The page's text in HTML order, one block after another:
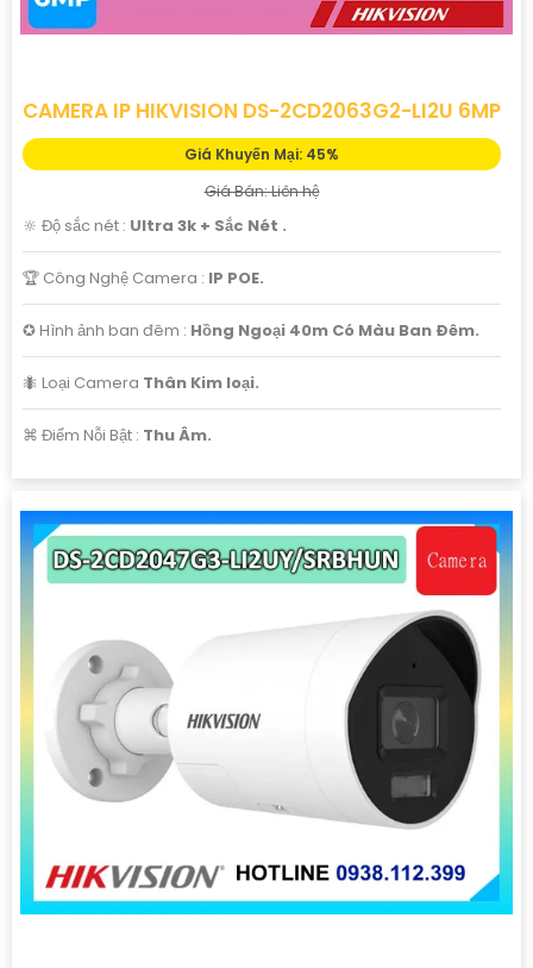
CAMERA IP HIKVISION DS-2CD2063G2-LI2U 6MP
Giá Khuyến Mại: 45%
Giá Bán: Liên hệ
🔆 Độ sắc nét : Ultra 3k + Sắc Nét .
🏆 Công Nghệ Camera : IP POE.
✪ Hình ảnh ban đêm : Hồng Ngoại 40m Có Màu Ban Ðêm.
🐜 Loại Camera Thân Kim loại.
️⌘ Điểm Nỗi Bật : Thu Âm.